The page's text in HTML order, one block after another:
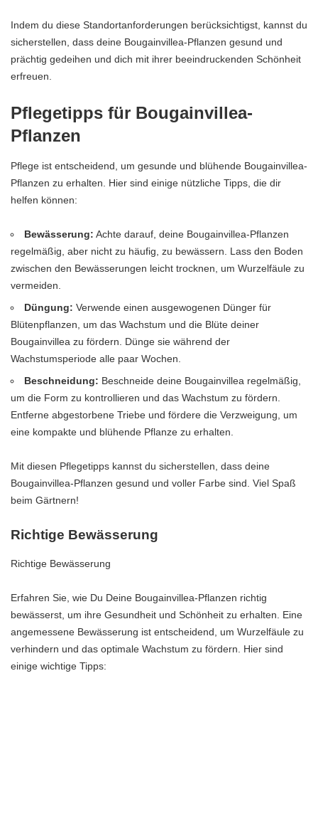
Indem du diese Standortanforderungen berücksichtigst, kannst du
sicherstellen, dass deine Bougainvillea-Pflanzen gesund und
prächtig gedeihen und dich mit ihrer beeindruckenden Schönheit
erfreuen.
Pflegetipps für Bougainvillea-
Pflanzen
Pflege ist entscheidend, um gesunde und blühende Bougainvillea-
Pflanzen zu erhalten. Hier sind einige nützliche Tipps, die dir
helfen können:
Bewässerung: Achte darauf, deine Bougainvillea-Pflanzen
regelmäßig, aber nicht zu häufig, zu bewässern. Lass den Boden
zwischen den Bewässerungen leicht trocknen, um Wurzelfäule zu
vermeiden.
Düngung: Verwende einen ausgewogenen Dünger für
Blütenpflanzen, um das Wachstum und die Blüte deiner
Bougainvillea zu fördern. Dünge sie während der
Wachstumsperiode alle paar Wochen.
Beschneidung: Beschneide deine Bougainvillea regelmäßig,
um die Form zu kontrollieren und das Wachstum zu fördern.
Entferne abgestorbene Triebe und fördere die Verzweigung, um
eine kompakte und blühende Pflanze zu erhalten.
Mit diesen Pflegetipps kannst du sicherstellen, dass deine
Bougainvillea-Pflanzen gesund und voller Farbe sind. Viel Spaß
beim Gärtnern!
Richtige Bewässerung
Richtige Bewässerung
Erfahren Sie, wie Du Deine Bougainvillea-Pflanzen richtig
bewässerst, um ihre Gesundheit und Schönheit zu erhalten. Eine
angemessene Bewässerung ist entscheidend, um Wurzelfäule zu
verhindern und das optimale Wachstum zu fördern. Hier sind
einige wichtige Tipps: